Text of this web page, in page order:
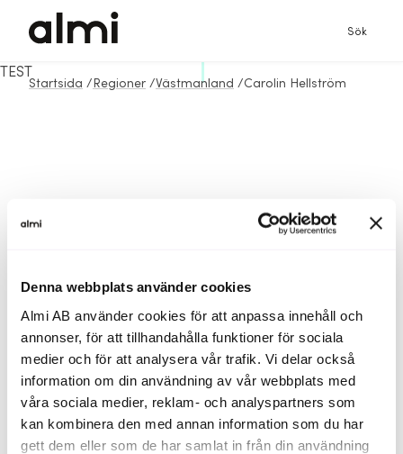
Denna webbplats använder cookies
Almi AB använder cookies för att anpassa innehåll och
annonser, för att tillhandahålla funktioner för sociala
medier och för att analysera vår trafik. Vi delar också
information om din användning av vår webbplats med
våra sociala medier, reklam- och analyspartners som
kan kombinera den med annan information som du har
gett dem eller som de har samlat in från din användning
Sök
Startsida / Regioner /Västmanland /Carolin Hellström
TEST